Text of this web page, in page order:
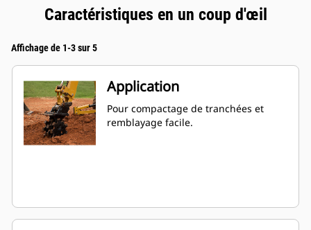
Caractéristiques en un coup d'œil
Affichage de 1-3 sur 5
Application
Pour compactage de tranchées et
remblayage facile.